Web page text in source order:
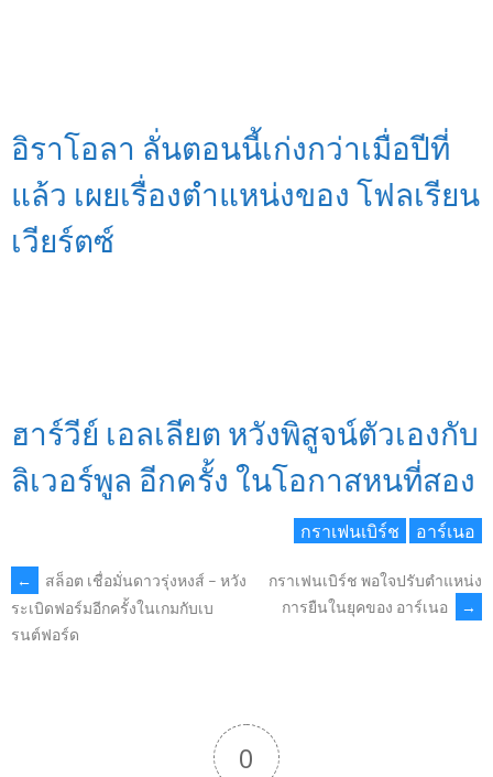
อิราโอลา ลั่นตอนนี้เก่งกว่าเมื่อปีที่
แล้ว เผยเรื่องตำแหน่งของ โฟลเรียน
เวียร์ตซ์
ฮาร์วีย์ เอลเลียต หวังพิสูจน์ตัวเองกับ
ลิเวอร์พูล อีกครั้ง ในโอกาสหนที่สอง
กราเฟนเบิร์ช อาร์เนอ
POST
NAVIGATION
←
สล็อต เชื่อมั่นดาวรุ่งหงส์ – หวัง
ระเบิดฟอร์มอีกครั้งในเกมกับเบ
รนต์ฟอร์ด
กราเฟนเบิร์ช พอใจปรับตำแหน่ง
การยืนในยุคของ อาร์เนอ
→
0